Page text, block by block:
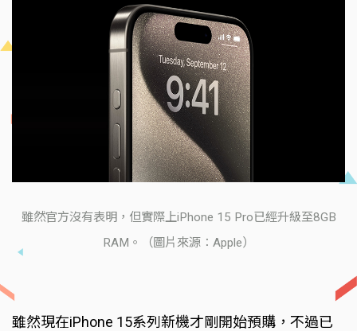
雖然官方沒有表明，但實際上iPhone 15 Pro已經升級至8GB
RAM。（圖片來源：Apple）
雖然現在iPhone 15系列新機才剛開始預購，不過已